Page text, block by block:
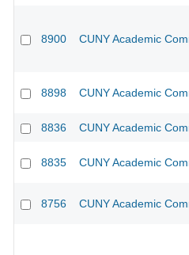
8900 CUNY Academic
8898 CUNY Academic
8836 CUNY Academic
8835 CUNY Academic
8756 CUNY Academic